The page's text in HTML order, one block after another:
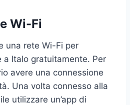
Wi-Fi
una rete Wi-Fi per
Italo gratuitamente. Per
avere una connessione
Una volta connesso alla
utilizzare un’app di